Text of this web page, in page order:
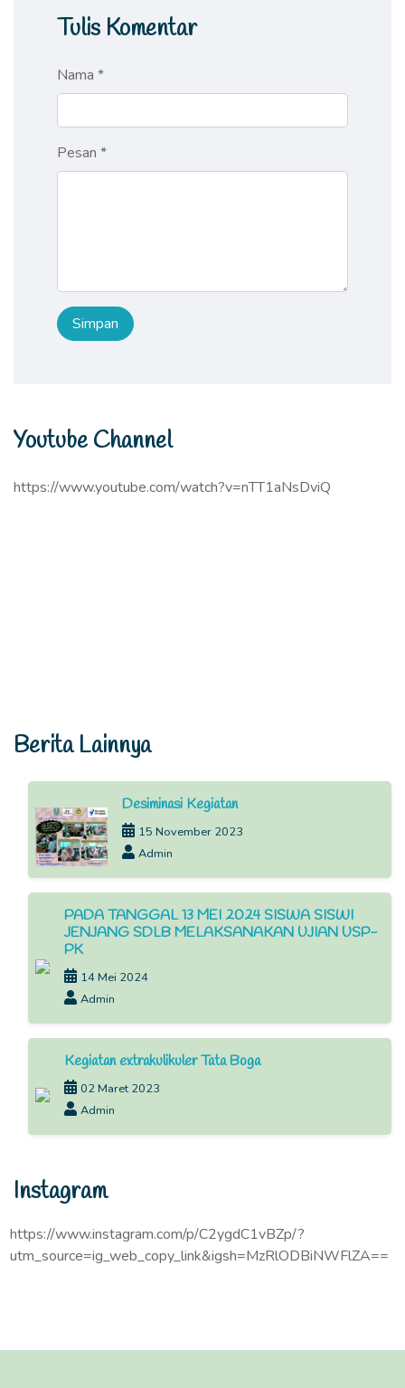
Tulis Komentar
Nama *
Pesan *
Youtube Channel
https://www.youtube.com/watch?v=nTT1aNsDviQ
Berita Lainnya
Desiminasi Kegiatan
15 November 2023
Admin
PADA TANGGAL 13 MEI 2024 SISWA SISWI
JENJANG SDLB MELAKSANAKAN UJIAN USP-
PK
14 Mei 2024
Admin
Kegiatan extrakulikuler Tata Boga
02 Maret 2023
Admin
Instagram
https://www.instagram.com/p/C2ygdC1vBZp/?
utm_source=ig_web_copy_link&igsh=MzRlODBiNWFlZA==